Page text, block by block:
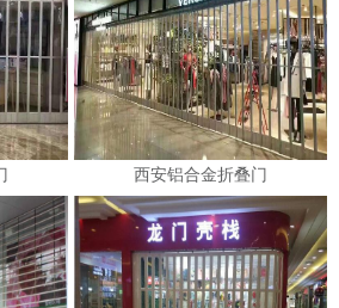
西安铝合金折叠门